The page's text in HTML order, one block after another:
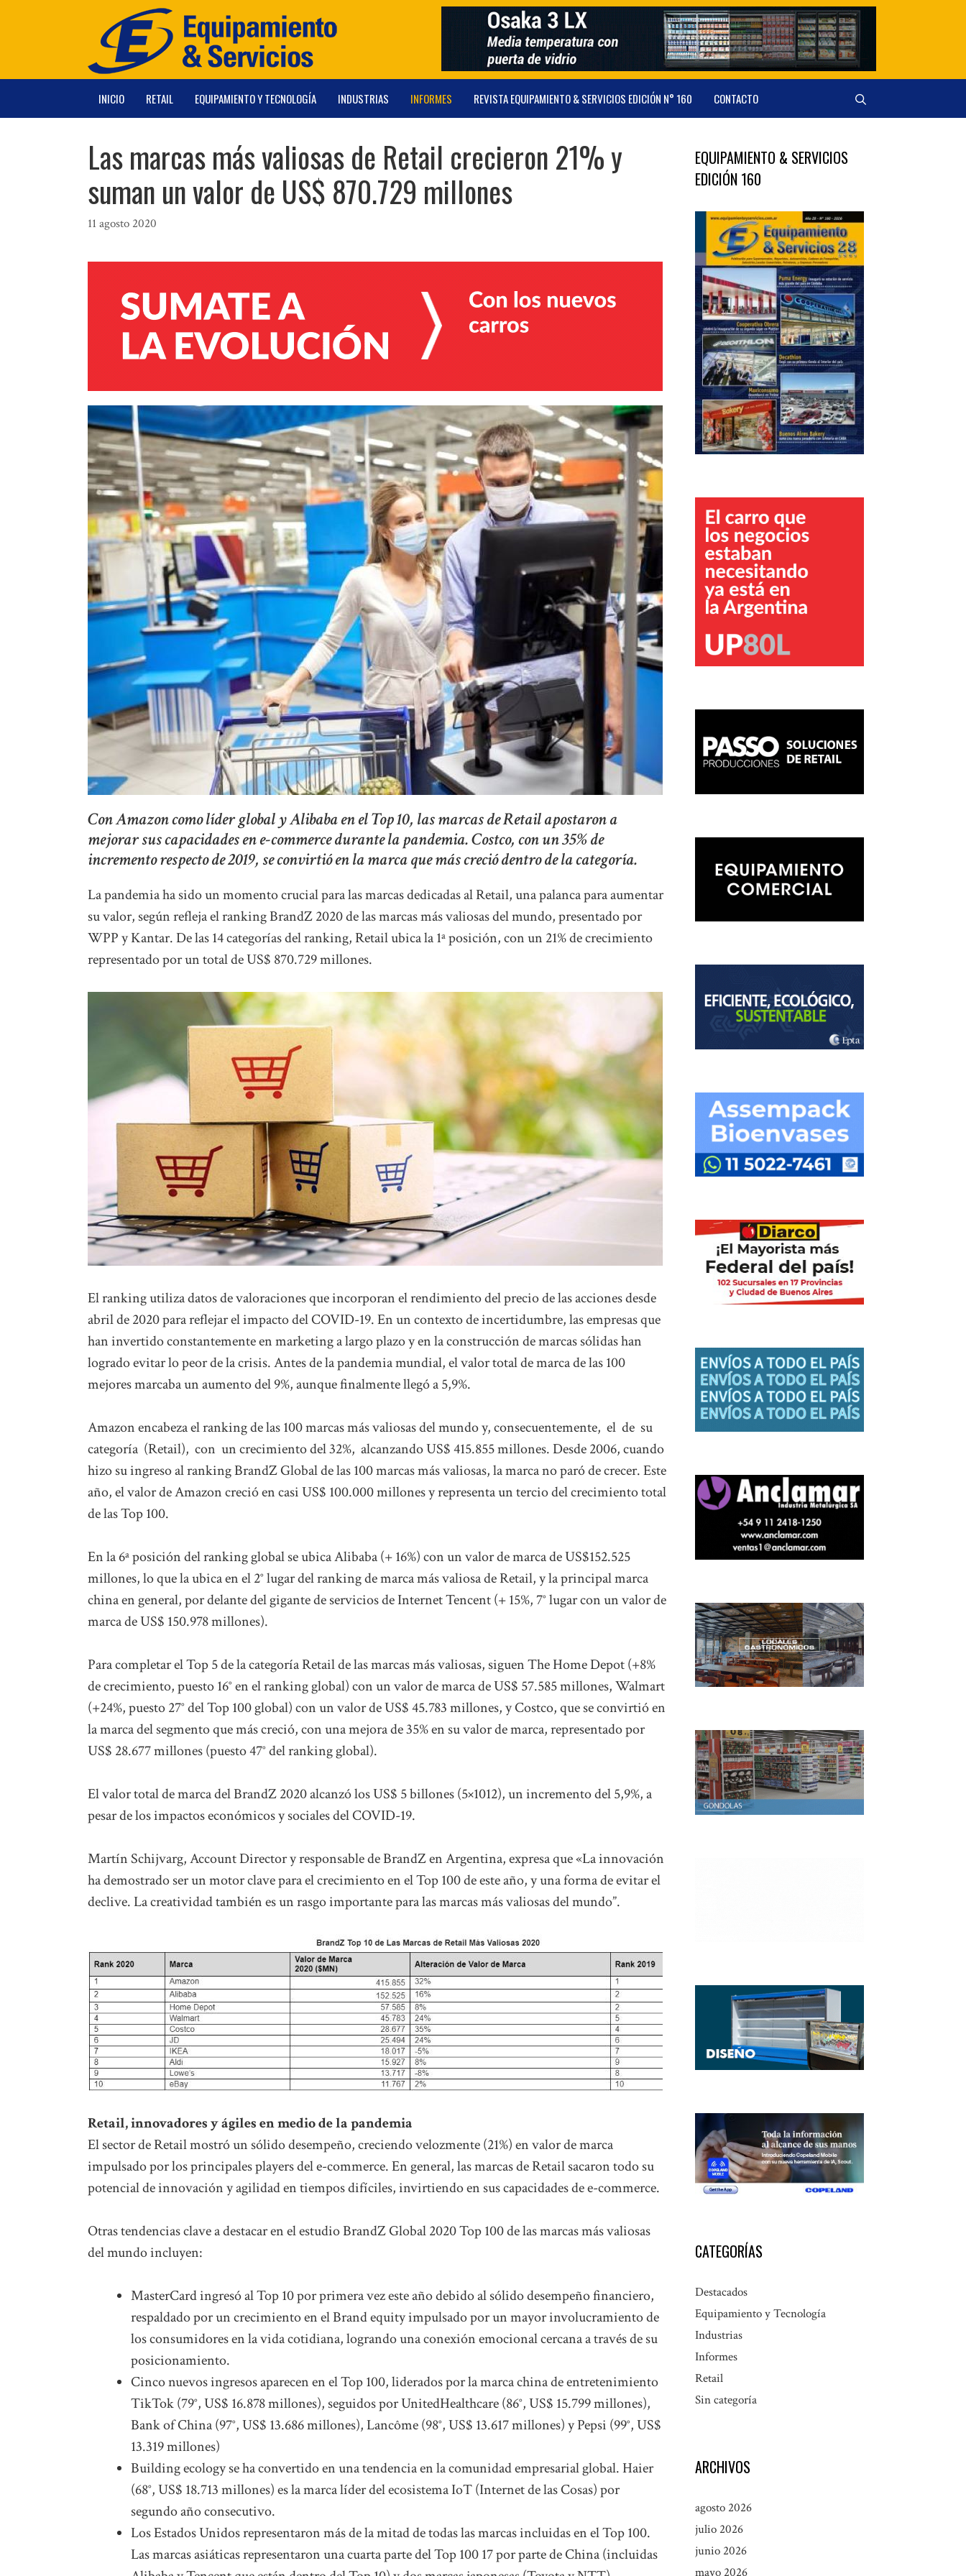
INICIO RETAIL EQUIPAMIENTO Y TECNOLOGÍA INDUSTRIAS INFORMES REVISTA EQUIPAMIENTO & SERVICIOS EDICIÓN N° 160 CONTACTO
Las marcas más valiosas de Retail crecieron 21% y
suman un valor de US$ 870.729 millones
11 agosto 2020
Con Amazon como líder global y Alibaba en el Top 10, las marcas de Retail apostaron a
mejorar sus capacidades en e-commerce durante la pandemia. Costco, con un 35% de
incremento respecto de 2019, se convirtió en la marca que más creció dentro de la categoría.
La pandemia ha sido un momento crucial para las marcas dedicadas al Retail, una palanca para aumentar
su valor, según refleja el ranking BrandZ 2020 de las marcas más valiosas del mundo, presentado por
WPP y Kantar. De las 14 categorías del ranking, Retail ubica la 1ª posición, con un 21% de crecimiento
representado por un total de US$ 870.729 millones.
El ranking utiliza datos de valoraciones que incorporan el rendimiento del precio de las acciones desde
abril de 2020 para reflejar el impacto del COVID-19. En un contexto de incertidumbre, las empresas que
han invertido constantemente en marketing a largo plazo y en la construcción de marcas sólidas han
logrado evitar lo peor de la crisis. Antes de la pandemia mundial, el valor total de marca de las 100
mejores marcaba un aumento del 9%, aunque finalmente llegó a 5,9%.
Amazon encabeza el ranking de las 100 marcas más valiosas del mundo y, consecuentemente, el de su
categoría (Retail), con un crecimiento del 32%, alcanzando US$ 415.855 millones. Desde 2006, cuando
hizo su ingreso al ranking BrandZ Global de las 100 marcas más valiosas, la marca no paró de crecer. Este
año, el valor de Amazon creció en casi US$ 100.000 millones y representa un tercio del crecimiento total
de las Top 100.
En la 6ª posición del ranking global se ubica Alibaba (+ 16%) con un valor de marca de US$152.525
millones, lo que la ubica en el 2° lugar del ranking de marca más valiosa de Retail, y la principal marca
china en general, por delante del gigante de servicios de Internet Tencent (+ 15%, 7° lugar con un valor de
marca de US$ 150.978 millones).
Para completar el Top 5 de la categoría Retail de las marcas más valiosas, siguen The Home Depot (+8%
de crecimiento, puesto 16° en el ranking global) con un valor de marca de US$ 57.585 millones, Walmart
(+24%, puesto 27° del Top 100 global) con un valor de US$ 45.783 millones, y Costco, que se convirtió en
la marca del segmento que más creció, con una mejora de 35% en su valor de marca, representado por
US$ 28.677 millones (puesto 47° del ranking global).
El valor total de marca del BrandZ 2020 alcanzó los US$ 5 billones (5×1012), un incremento del 5,9%, a
pesar de los impactos económicos y sociales del COVID-19.
Martín Schijvarg, Account Director y responsable de BrandZ en Argentina, expresa que «La innovación
ha demostrado ser un motor clave para el crecimiento en el Top 100 de este año, y una forma de evitar el
declive. La creatividad también es un rasgo importante para las marcas más valiosas del mundo”.
Retail, innovadores y ágiles en medio de la pandemia
El sector de Retail mostró un sólido desempeño, creciendo velozmente (21%) en valor de marca
impulsado por los principales players del e-commerce. En general, las marcas de Retail sacaron todo su
potencial de innovación y agilidad en tiempos difíciles, invirtiendo en sus capacidades de e-commerce.
Otras tendencias clave a destacar en el estudio BrandZ Global 2020 Top 100 de las marcas más valiosas
del mundo incluyen:
MasterCard ingresó al Top 10 por primera vez este año debido al sólido desempeño financiero,
respaldado por un crecimiento en el Brand equity impulsado por un mayor involucramiento de
los consumidores en la vida cotidiana, logrando una conexión emocional cercana a través de su
posicionamiento.
Cinco nuevos ingresos aparecen en el Top 100, liderados por la marca china de entretenimiento
TikTok (79°, US$ 16.878 millones), seguidos por UnitedHealthcare (86°, US$ 15.799 millones),
Bank of China (97°, US$ 13.686 millones), Lancôme (98°, US$ 13.617 millones) y Pepsi (99°, US$
13.319 millones)
Building ecology se ha convertido en una tendencia en la comunidad empresarial global. Haier
(68°, US$ 18.713 millones) es la marca líder del ecosistema IoT (Internet de las Cosas) por
segundo año consecutivo.
Los Estados Unidos representaron más de la mitad de todas las marcas incluidas en el Top 100.
Las marcas asiáticas representaron una cuarta parte del Top 100 17 por parte de China (incluidas
EQUIPAMIENTO & SERVICIOS
EDICIÓN 160
CATEGORÍAS
Destacados
Equipamiento y Tecnología
Industrias
Informes
Retail
Sin categoría
ARCHIVOS
agosto 2026
julio 2026
junio 2026
mayo 2026